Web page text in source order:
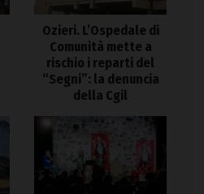
Ozieri. L’Ospedale di
Comunità mette a
rischio i reparti del
“Segni”: la denuncia
della Cgil